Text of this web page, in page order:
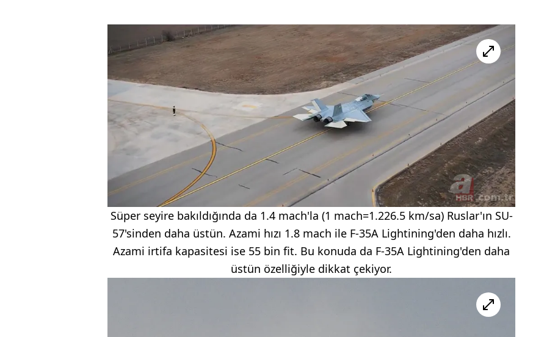
Süper seyire bakıldığında da 1.4 mach'la (1 mach=1.226.5 km/sa) Ruslar'ın SU-
57'sinden daha üstün. Azami hızı 1.8 mach ile F-35A Lightining'den daha hızlı.
Azami irtifa kapasitesi ise 55 bin fit. Bu konuda da F-35A Lightining'den daha
üstün özelliğiyle dikkat çekiyor.